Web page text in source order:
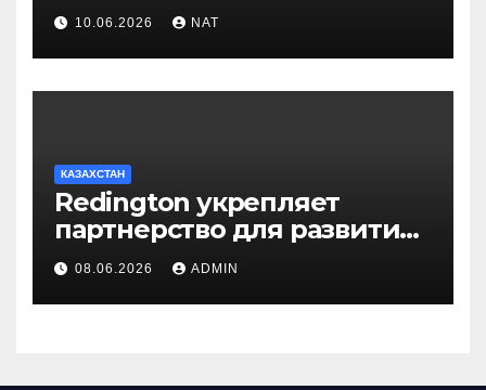
энергетики и экономики
10.06.2026 NAT
КАЗАХСТАН
Redington укрепляет
партнерство для развития
цифрового будущего
Центральной Азии на
GITEX Kazakhstan
08.06.2026 ADMIN